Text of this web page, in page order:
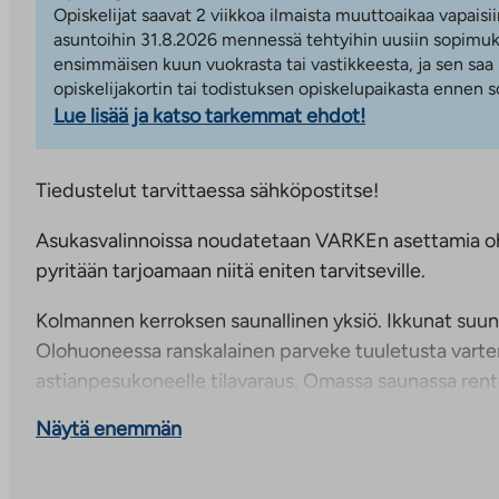
Opiskelijat saavat 2 viikkoa ilmaista muuttoaikaa
asuntoihin 31.8.2026 mennessä tehtyihin uusiin
ensimmäisen kuun vuokrasta tai vastikkeesta, ja sen
opiskelijakortin tai todistuksen opiskelupaikasta ennen
Lue lisää ja katso tarkemmat ehdot!
Tiedustelut tarvittaessa sähköpostitse!
Asukasvalinnoissa noudatetaan VARKEn asettamia
pyritään tarjoamaan niitä eniten tarvitseville.
Kolmannen kerroksen saunallinen yksiö. Ikkunat
Olohuoneessa ranskalainen parveke tuuletusta
astianpesukoneelle tilavaraus. Omassa saunassa
(https://ta.fi/vuokrahakemus). Hakemuksen
Näytä enemmän